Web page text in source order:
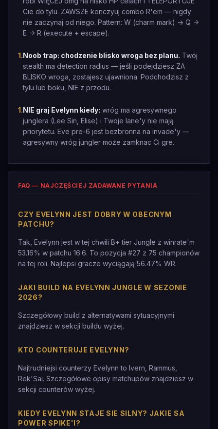
Cie do tylu. ZAWSZE konczyuj combo R'em — nigdy
nie zaczynaj od niego. Pattern: W (charm mark) -> Q ->
E -> R (execute + escape).
1.Noob trap: chodzenie blisko wroga bez planu. Twój
stealth ma detection radius — jeśli podejdziesz ZA
BLISKO wroga, zostajesz ujawniona. Podchodzisz z
tylu lub boku, NIE z przodu.
1.NIE graj Evelynn kiedy: wróg ma agresywnego
junglera (Lee Sin, Elise) i Twoje lane'y nie mają
priorytetu. Eve pre-6 jest bezbronna na invade'y —
agresywny wróg jungler może zamknac Ci gre.
FAQ — NAJCZĘŚCIEJ ZADAWANE PYTANIA
CZY EVELYNN JEST DOBRY W OBECNYM
PATCHU?
Tak, Evelynn jest w tej chwili B+ tier Jungle z winrate'm
53.16% w patchu 16.6. To pozycja #27 z 75 championów
na tej roli. Najlepsi gracze wyciągają 56.47% WR.
JAKI BUILD NA EVELYNN JUNGLE W SEZONIE
2026?
Szczegółowy build z alternatywami sytuacyjnymi
znajdziesz w sekcji buildu wyżej.
KTO COUNTERUJE EVELYNN?
Najtrudniejsi counterzy Evelynn to Ivern, Rammus,
Rek'Sai. Szczegółowe opisy matchupów znajdziesz w
sekcji counterów wyżej.
KIEDY EVELYNN STAJE SIE SILNY? JAKIE SA
POWER SPIKE'I?